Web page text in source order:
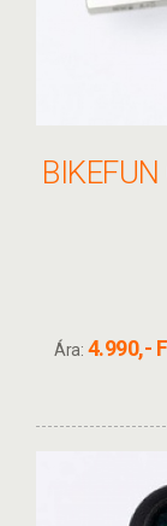
Ára: 4.990,-